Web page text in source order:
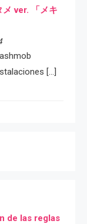
ver. 「メキ
[…]
de las reglas